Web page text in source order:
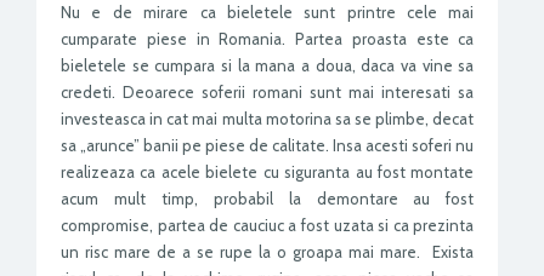
Nu e de mirare ca bieletele sunt printre cele mai
cumparate piese in Romania. Partea proasta este ca
bieletele se cumpara si la mana a doua, daca va vine sa
credeti. Deoarece soferii romani sunt mai interesati sa
investeasca in cat mai multa motorina sa se plimbe, decat
sa „arunce” banii pe piese de calitate. Insa acesti soferi nu
realizeaza ca acele bielete cu siguranta au fost montate
acum mult timp, probabil la demontare au fost
compromise, partea de cauciuc a fost uzata si ca prezinta
un risc mare de a se rupe la o groapa mai mare. Exista